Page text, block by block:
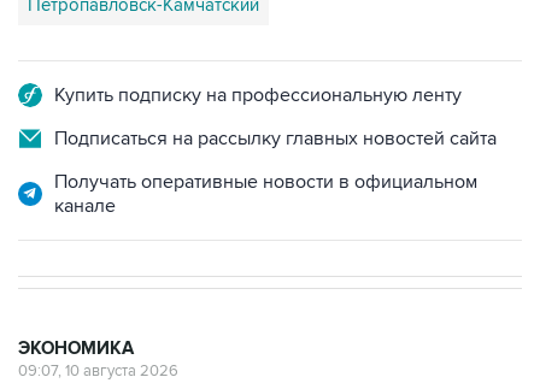
Петропавловск-Камчатский
Купить подписку на профессиональную ленту
Подписаться на рассылку главных новостей сайта
Получать оперативные новости в официальном
канале
ЭКОНОМИКА
09:07, 10 августа 2026